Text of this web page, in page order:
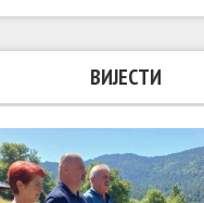
ВИЈЕСТИ